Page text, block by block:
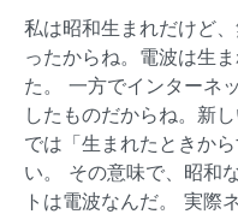
私は昭和生まれだけど
ったからね。電波は生
た。 一方でインターネ
したものだからね。新
では「生まれたときか
い。 その意味で、昭和
トは電波なんだ。 実際